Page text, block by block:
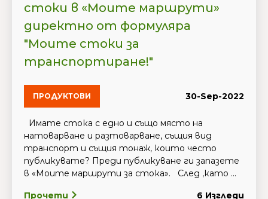
стоки в «Моите маршрути»
директно от формуляра
"Моите стоки за
транспортиране!"
ПРОДУКТОВИ 30-Sep-2022
Имате стока с едно и също място на
натоварване и разтоварване, същия вид
транспорт и същия тонаж, които често
публикувате? Преди публикуване ги запазете
в «Моите маршрути за стока». След ,като ...
Прочети 6 Изгледи